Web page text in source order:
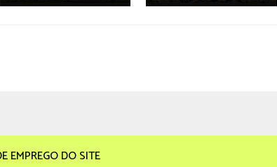
EMPREGO DO SITE